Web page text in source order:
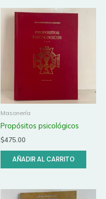
Masonería
Propósitos psicológicos
$475.00
AÑADIR AL CARRITO